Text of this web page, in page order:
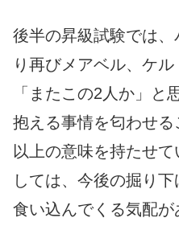
後半の昇級試験では
り再びメアベル、ケル
「またこの2人か」と
抱える事情を匂わせ
以上の意味を持たせ
しては、今後の掘り
食い込んでくる気配